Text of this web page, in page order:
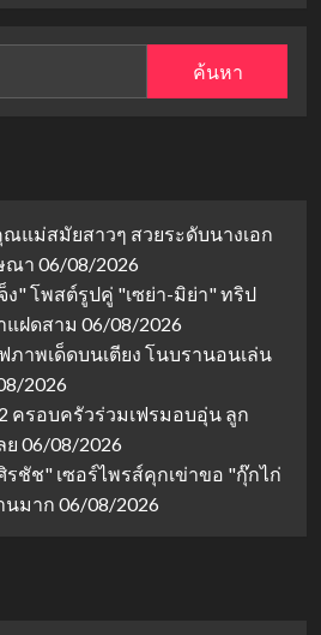
แม่สมัยสาวๆ สวยระดับนางเอก
ณา 06/08/2026
" โพสต์รูปคู่ "เซย่า-มิย่า" ทริป
แฝดสาม 06/08/2026
ภาพเด็ดบนเตียง โนบรานอนเล่น
2026
ครอบครัวร่วมเฟรมอบอุ่น ลูก
ย 06/08/2026
ชัช" เซอร์ไพรส์คุกเข่าขอ "กุ๊กไก่
นมาก 06/08/2026